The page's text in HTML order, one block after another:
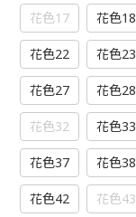
花色17 花色18
花色22 花色23
花色27 花色28
花色32 花色33
花色37 花色38
花色42 花色43